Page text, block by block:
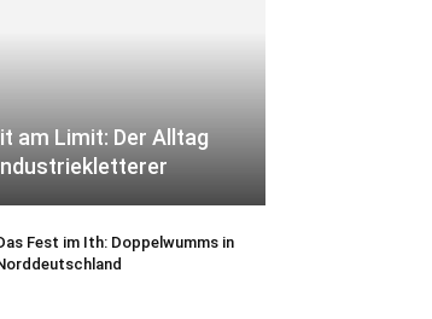
am Limit: Der Alltag
Fest im Ith: Doppelwumms in